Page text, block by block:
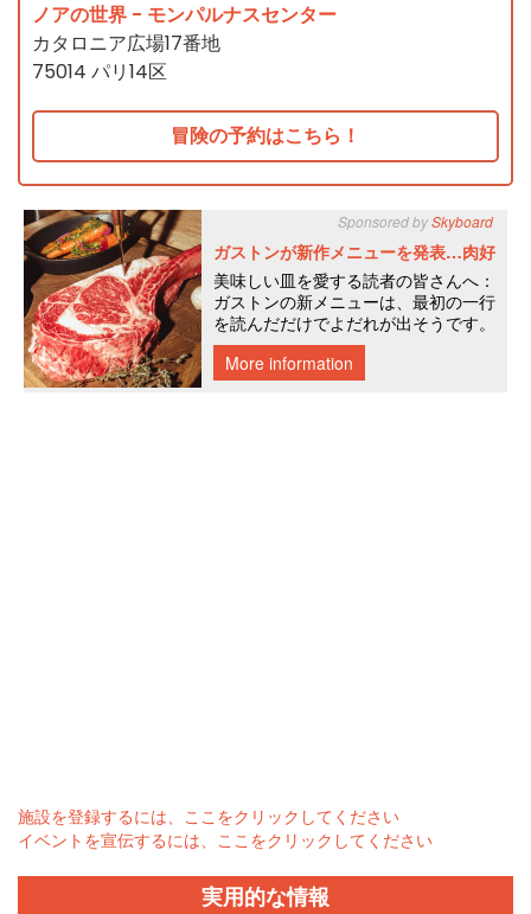
ノアの世界 - モンパルナスセンター
カタロニア広場17番地
75014 パリ14区
冒険の予約はこちら！
施設を登録するには、ここをクリックしてください
イベントを宣伝するには、ここをクリックしてください
実用的な情報